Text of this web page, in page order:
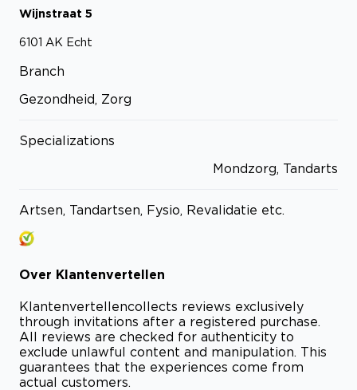
Wijnstraat 5
6101 AK Echt
Branch
Gezondheid, Zorg
Specializations
Mondzorg, Tandarts
Artsen, Tandartsen, Fysio, Revalidatie etc.
Over Klantenvertellen
Klantenvertellencollects reviews exclusively
through invitations after a registered purchase.
All reviews are checked for authenticity to
exclude unlawful content and manipulation. This
guarantees that the experiences come from
actual customers.